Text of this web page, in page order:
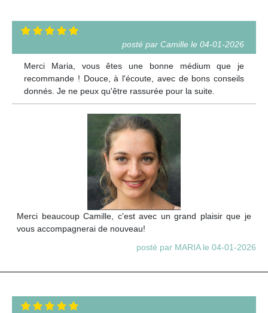
posté par Camille le 04-01-2026
Merci Maria, vous êtes une bonne médium que je
recommande ! Douce, à l'écoute, avec de bons conseils
donnés. Je ne peux qu'être rassurée pour la suite.
Merci beaucoup Camille, c'est avec un grand plaisir que je
vous accompagnerai de nouveau!
posté par MARIA le 04-01-2026